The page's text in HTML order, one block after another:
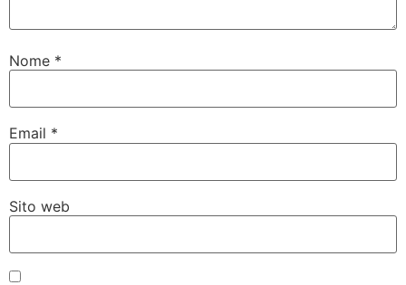
Nome *
Email *
Sito web